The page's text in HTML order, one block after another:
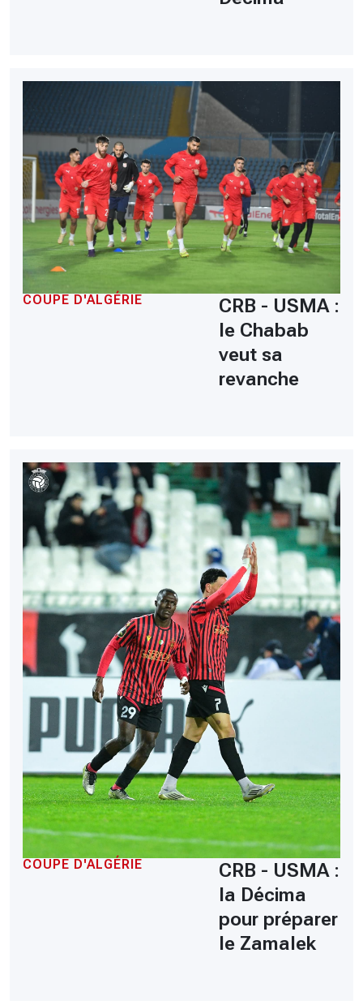
COUPE D'ALGÉRIE
CRB - USMA :
le Chabab
veut sa
revanche
COUPE D'ALGÉRIE
CRB - USMA :
la Décima
pour préparer
le Zamalek